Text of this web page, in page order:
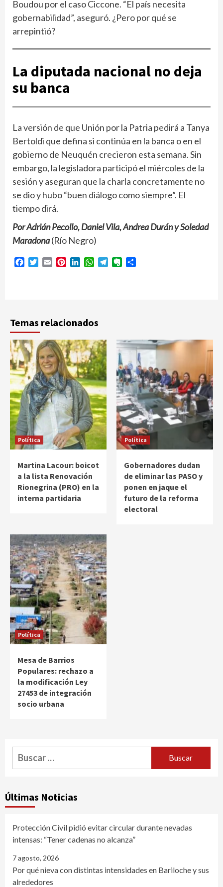
Boudou por el caso Ciccone. “El país necesita
gobernabilidad”, aseguró. ¿Pero por qué se
arrepintió?
La diputada nacional no deja
su banca
La versión de que Unión por la Patria pedirá a Tanya
Bertoldi que defina si continúa en la banca o en el
gobierno de Neuquén crecieron esta semana. Sin
embargo, la legisladora participó el miércoles de la
sesión y aseguran que la charla concretamente no
se dio y hubo “buen diálogo como siempre”. El
tiempo dirá.
Por Adrián Pecollo, Daniel Vila, Andrea Durán y Soledad
Maradona(Río Negro)
Facebook
Twitter
Email PinterestLinkedInWhatsApp
TelegramEvernote
Temas relacionados
Política
Martina Lacour: boicot
a la lista Renovación
Rionegrina (PRO) en la
interna partidaria
Política
Gobernadores dudan
de eliminar las PASO y
ponen en jaque el
futuro de la reforma
electoral
Política
Mesa de Barrios
Populares: rechazo a
la modificación Ley
27453 de integración
socio urbana
Buscar:
Últimas Noticias
Protección Civil pidió evitar circular durante nevadas
intensas: “Tener cadenas no alcanza”
7 agosto, 2026
Por qué nieva con distintas intensidades en Bariloche y sus
alrededores